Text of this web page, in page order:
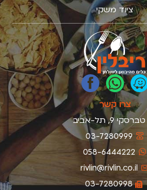
ציוד משקי
צרו קשר
טברסקי 9, תל-אביב
03-7280999
058-6444222
rivlin@rivlin.co.il
03-7280998